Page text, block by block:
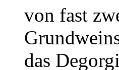
von fast
das